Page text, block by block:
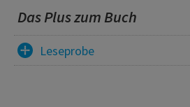
Das Plus zum Buch
Leseprobe